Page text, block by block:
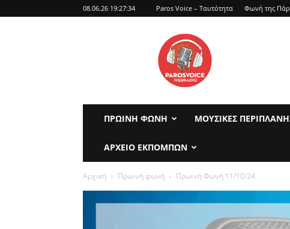
08.06.26 19:27:34 Paros Voice – Ταυτότητα Φωνή της
ΠΡΩΙΝΉ ΦΩΝΉ ΜΟΥΣΙΚΈΣ
ΑΡΧΕΊΟ ΕΚΠΟΜΠΏΝ
Αρχική Πρωινή φωνή Πρωινή Φωνή 11/10/24